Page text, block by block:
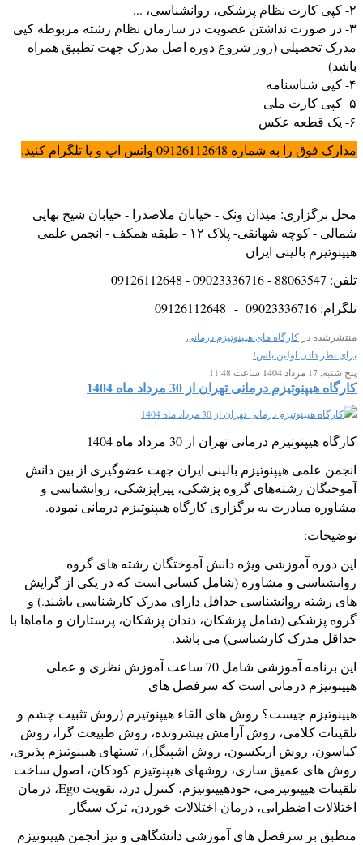
۲- کپی کارت نظام پزشکی، روانشناسی، ...
۳- در صورت نداشتن عضویت در سازمان نظام رشته مربوطه کپی
مدرک تحصیلی (روز شروع دوره اصل مدرک جهت تطبیق همراه
باشد)
۴- کپی شناسنامه
۵- کپی کارت ملی
۶- یک قطعه عکس
مدارک فوق را به شماره 09126112648 واتس اپ و یا تلگرام کنید.
محل برگزاری: میدان ونک - خیابان ملاصدرا - خیابان شیخ بهایی
شمالی - کوچه شهانقی- پلاک ۱۲ - طبقه همکف - انجمن علمی
هیپنوتیزم بالینی ایران
تلفن: 88063547 - 09023336716 - 09126112648
تلگرام: 09023336716 - 09126112648
منتشرشده در کارگاه های هیپنوتیزم درمانی
برای نظر دادن اولین باش!
پنج شنبه, 17 مرداد 1404 ساعت 11:48
کارگاه هیپنوتیزم درمانی تهران از 30 مرداد ماه 1404
کارگاه هیپنوتیزم درمانی تهران از 30 مرداد ماه 1404
انجمن علمی هیپنوتیزم بالینی ایران جهت عضوگیری از بین دانش
آموختگان رشته‌های گروه پزشکی، پیراپزشکی، روانشناسی و
مشاوره مبادرت به برگزاری کارگاه هیپنوتیزم درمانی نموده.
توضیحات:
این دوره آموزشی ویژه دانش آموختگان رشته های گروه
روانشناسی و مشاوره (شامل کسانی است که در یکی از گرایش
های رشته روانشناسی حداقل دارای مدرک کارشناسی باشند.) و
گروه پزشکی (شامل پزشکان، دندان پزشکان، پرستاران و ماماها با
حداقل مدرک کارشناسی) می باشد.
این برنامه آموزشی شامل 70 ساعت آموزش نظری و عملی
هیپنوتیزم درمانی است که سرفصل های
هیپنوتیزم چیست؟ روش های القاء هیپنوتیزم (روش تثبیت چشم و
تلقینات کلامی، روش آرامش پیشرونده، روش طبیعت گرا، روش
کیاسون، روش اریکسون، روش اشپیگل)، تستهای هیپنوتیزم پذیری،
روش های عمیق سازی، روشهای هیپنوتیزم کودکان، اصول ساخت
تلقينات هیپنوتیزمی، خودهیپنوتیزم، کنترل درد، تقویت Ego، درمان
اختلالات اضطرابی، درمان اختلالات خوردن، ترک سیگار
منطبق بر سرفصل های آموزشی دانشگاهی و نیز انجمن هیپنوتیزم